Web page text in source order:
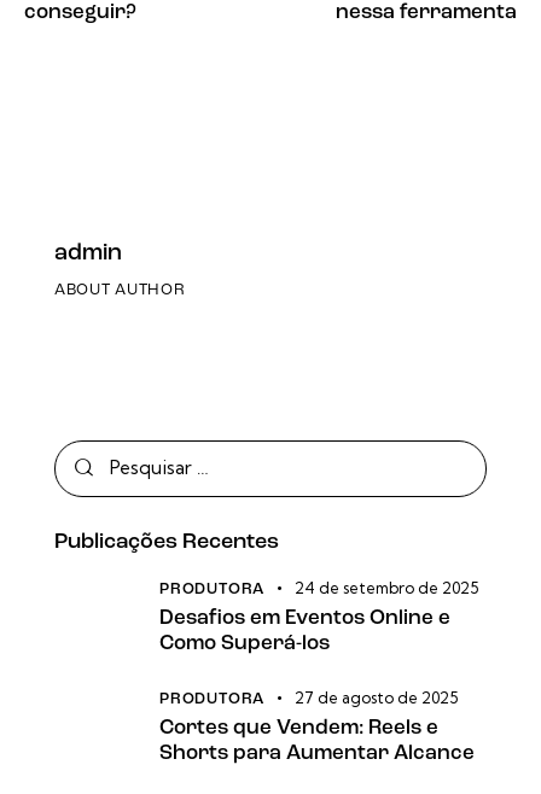
conseguir?
nessa ferramenta
admin
ABOUT AUTHOR
Publicações Recentes
PRODUTORA 24 de setembro de 2025
Desafios em Eventos Online e
Como Superá-los
PRODUTORA 27 de agosto de 2025
Cortes que Vendem: Reels e
Shorts para Aumentar Alcance